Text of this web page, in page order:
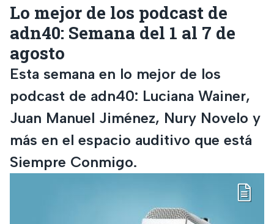
Lo mejor de los podcast de
adn40: Semana del 1 al 7 de
agosto
Esta semana en lo mejor de los
podcast de adn40: Luciana Wainer,
Juan Manuel Jiménez, Nury Novelo y
más en el espacio auditivo que está
Siempre Conmigo.